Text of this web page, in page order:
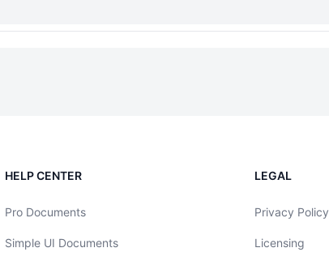
HELP CENTER
Pro Documents
Simple UI Documents
LEGAL
Privacy Policy
Licensing